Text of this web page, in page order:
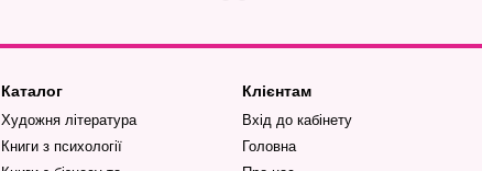
Каталог
Художня література
Книги з психології
Клієнтам
Вхід до кабінету
Головна